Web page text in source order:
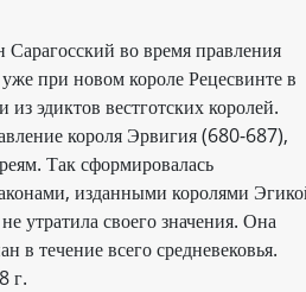
Сарагосский во время правления
при новом короле Рецесвинте в
эдиктов вестготских королей.
короля Эрвигия (680-687),
Так сформировалась
изданными королями
утратила своего значения. Она
в течение всего средневековья.
г.